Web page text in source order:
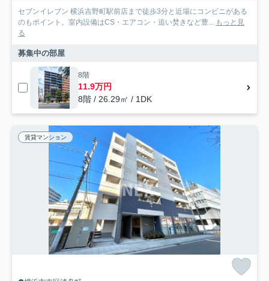
セブンイレブン 横浜吉野町駅前店まで徒歩3分と近場にコンビニがある
のもポイント。室内設備はCS・エアコン・追い焚きなど豊... もっと見
る
募集中の部屋
8階
11.9万円
8階 / 26.29㎡ / 1DK
賃貸マンション